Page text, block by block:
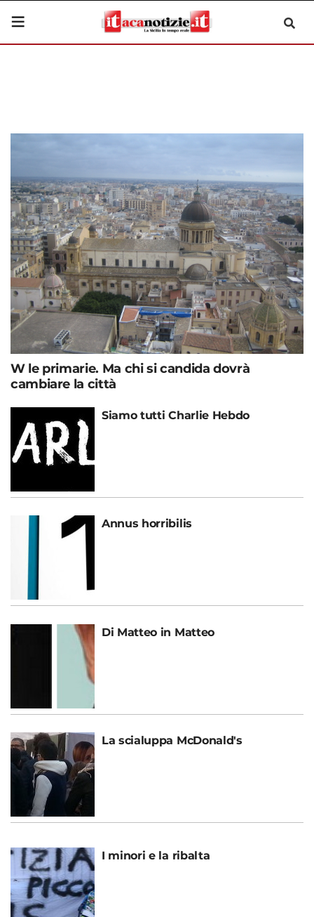
W le primarie. Ma chi si candida dovrà
cambiare la città
Siamo tutti Charlie Hebdo
Annus horribilis
Di Matteo in Matteo
La scialuppa McDonald's
I minori e la ribalta